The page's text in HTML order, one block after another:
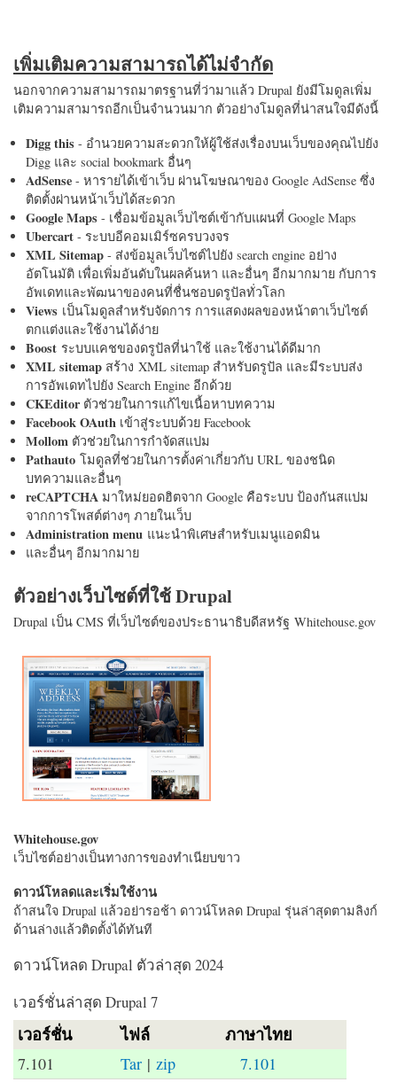
เพิ่มเติมความสามารถได้ไม่จำกัด
นอกจากความสามารถมาตรฐานที่ว่ามาแล้ว Drupal ยังมีโมดูลเพิ่ม
เติมความสามารถอีกเป็นจำนวนมาก ตัวอย่างโมดูลที่น่าสนใจมีดังนี้
Digg this - อำนวยความสะดวกให้ผู้ใช้ส่งเรื่องบนเว็บของคุณไปยัง
Digg และ social bookmark อื่นๆ
AdSense - หารายได้เข้าเว็บ ผ่านโฆษณาของ Google AdSense ซึ่ง
ติดตั้งผ่านหน้าเว็บได้สะดวก
Google Maps - เชื่อมข้อมูลเว็บไซต์เข้ากับแผนที่ Google Maps
Ubercart - ระบบอีคอมเมิร์ซครบวงจร
XML Sitemap - ส่งข้อมูลเว็บไซต์ไปยัง search engine อย่าง
อัตโนมัติ เพื่อเพิ่มอันดับในผลค้นหา และอื่นๆ อีกมากมาย กับการ
อัพเดทและพัฒนาของคนที่ชื่นชอบดรูปัลทั่วโลก
Views เป็นโมดูลสำหรับจัดการ การแสดงผลของหน้าตาเว็บไซต์
ตกแต่งและใช้งานได้ง่าย
Boost ระบบแคชของดรูปัลที่น่าใช้ และใช้งานได้ดีมาก
XML sitemap สร้าง XML sitemap สำหรับดรูปัล และมีระบบส่ง
การอัพเดทไปยัง Search Engine อีกด้วย
CKEditorตัวช่วยในการแก้ไขเนื้อหาบทความ
Facebook OAuth เข้าสู่ระบบด้วย Facebook
Mollom ตัวช่วยในการกำจัดสแปม
Pathauto โมดูลที่ช่วยในการตั้งค่าเกี่ยวกับ URL ของชนิด
บทความและอื่นๆ
reCAPTCHA มาใหม่ยอดฮิตจาก Google คือระบบ ป้องกันสแปม
จากการโพสต์ต่างๆ ภายในเว็บ
Administration menu แนะนำพิเศษสำหรับเมนูแอดมิน
และอื่นๆ อีกมากมาย
ตัวอย่างเว็บไซต์ที่ใช้ Drupal
Drupal เป็น CMS ที่เว็บไซต์ของประธานาธิบดีสหรัฐ Whitehouse.gov
Whitehouse.gov
เว็บไซต์อย่างเป็นทางการของทำเนียบขาว
ดาวน์โหลดและเริ่มใช้งาน
ถ้าสนใจ Drupal แล้วอย่ารอช้า ดาวน์โหลด Drupal รุ่นล่าสุดตามลิงก์
ด้านล่างแล้วติดตั้งได้ทันที
ดาวน์โหลด Drupal ตัวล่าสุด 2024
เวอร์ชั่นล่าสุด Drupal 7
เวอร์ชั่น ไฟล์ ภาษาไทย
7.101 Tar |zip 7.101